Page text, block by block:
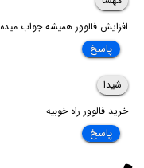
افزایش فالوور همیشه جواب میده
پاسخ
شیدا
خرید فالوور راه خوبیه
پاسخ